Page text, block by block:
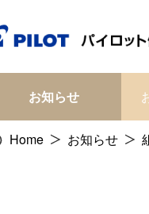
お知らせ
Home お知らせ